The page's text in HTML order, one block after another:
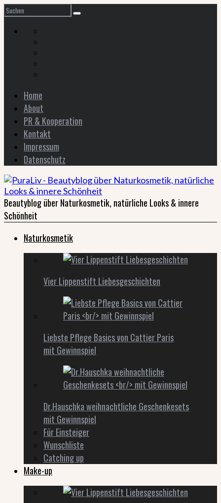
Home
About
PR & Kooperation
Kontakt
Impressum
Datenschutz
Beautyblog über Naturkosmetik, natürliche Looks & innere
Schönheit
Naturkosmetik
Vier Lippenstift Liebesgeschichten
Liebste Pflege Basics von Cattier Paris
mit Gewinnspiel
Dr.Hauschka weihnachtliche Geschenkesets
mit Gewinnspiel
Für Einsteiger
Wunschliste
Catching up
Make-up